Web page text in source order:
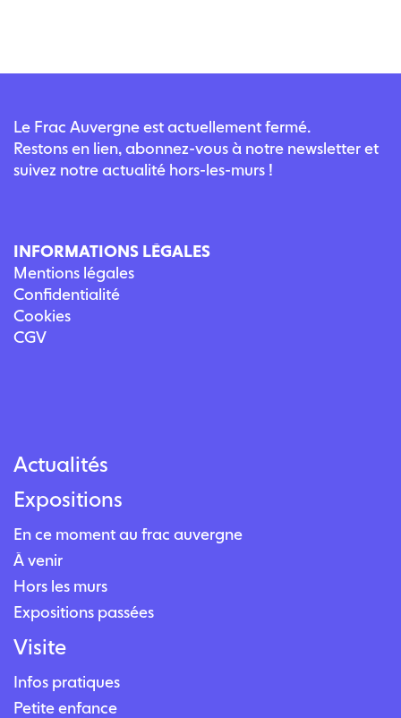
Le Frac Auvergne est actuellement fermé.
Restons en lien, abonnez-vous à notre newsletter et
suivez notre actualité hors-les-murs !
INFORMATIONS LÉGALES
Mentions légales
Confidentialité
Cookies
CGV
Actualités
Expositions
En ce moment au frac auvergne
À venir
Hors les murs
Expositions passées
Visite
Infos pratiques
Petite enfance